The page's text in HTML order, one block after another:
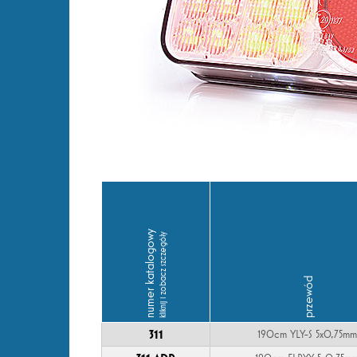
numer katalogowykliknij i zobacz szczegóły przewód
311 190cm YLY-S 5x0,75mm